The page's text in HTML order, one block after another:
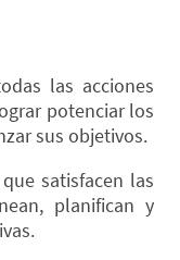
las acciones
potenciar los
sus objetivos.
satisfacen las
planifican y